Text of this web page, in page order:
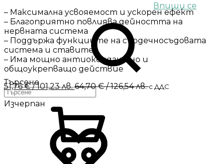
Впиши се
Търсене
– Максимална усвояемост и ускорен ефект
– Благоприятно повлиява дейността на
нервната система
– Поддържа функциите на сърдечносъдовата
система и ставите
– Има мощно антиоксидантно и
общоукрепващо действие
51,76€/ 101,23 лв.64,70€/ 126,54 лв.с ДДС
Изчерпан